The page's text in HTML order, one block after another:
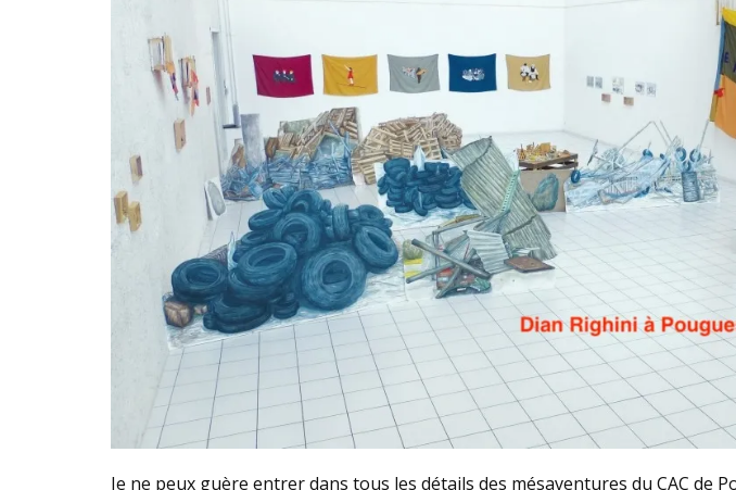
Je ne peux guère entrer dans tous les détails des mésaventures du CAC de